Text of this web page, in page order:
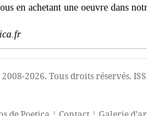
en achetant une oeuvre dans
2026. Tous droits réservés.